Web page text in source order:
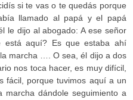
si te vas o te quedás porque
llamado al papá y el papá
le dijo al abogado: A ese señor
está aquí? Es que estaba ahí
marcha …. O sea, él dijo a dos
nos toca hacer, es muy difícil,
fácil, porque tuvimos aquí a un
marcha dándole seguimiento a